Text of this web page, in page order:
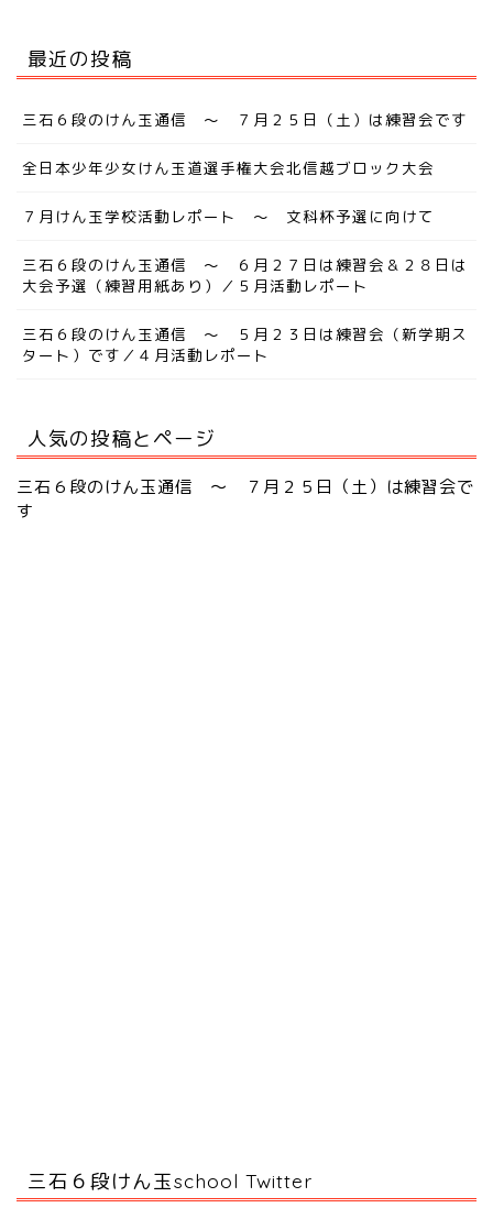
最近の投稿
三石６段のけん玉通信 ～ ７月２５日（土）は練習会です
全日本少年少女けん玉道選手権大会北信越ブロック大会
７月けん玉学校活動レポート ～ 文科杯予選に向けて
三石６段のけん玉通信 ～ ６月２７日は練習会＆２８日は
大会予選（練習用紙あり）／５月活動レポート
三石６段のけん玉通信 ～ ５月２３日は練習会（新学期ス
タート）です／４月活動レポート
人気の投稿とページ
三石６段のけん玉通信 ～ ７月２５日（土）は練習会で
す
三石６段けん玉school Twitter